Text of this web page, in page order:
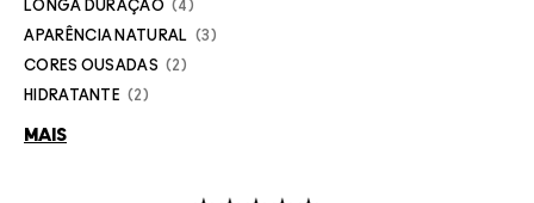
LONGA DURAÇÃO 4
APARÊNCIA NATURAL 3
CORES OUSADAS 2
HIDRATANTE 2
MAIS